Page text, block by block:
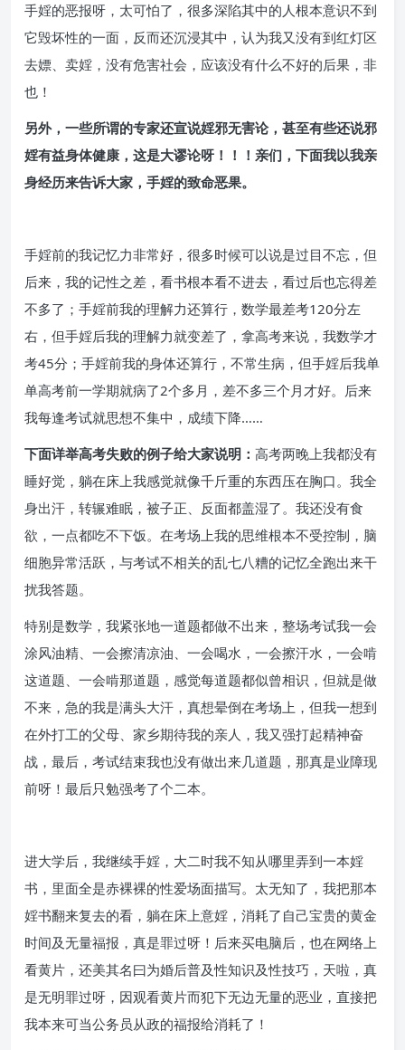
手婬的恶报呀，太可怕了，很多深陷其中的人根本意识不到
它毁坏性的一面，反而还沉浸其中，认为我又没有到红灯区
去嫖、卖婬，没有危害社会，应该没有什么不好的后果，非
也！
另外，一些所谓的专家还宣说婬邪无害论，甚至有些还说邪
婬有益身体健康，这是大谬论呀！！！亲们，下面我以我亲
身经历来告诉大家，手婬的致命恶果。
手婬前的我记忆力非常好，很多时候可以说是过目不忘，但
后来，我的记性之差，看书根本看不进去，看过后也忘得差
不多了；手婬前我的理解力还算行，数学最差考120分左
右，但手婬后我的理解力就变差了，拿高考来说，我数学才
考45分；手婬前我的身体还算行，不常生病，但手婬后我单
单高考前一学期就病了2个多月，差不多三个月才好。后来
我每逢考试就思想不集中，成绩下降……
下面详举高考失败的例子给大家说明： 高考两晚上我都没有
睡好觉，躺在床上我感觉就像千斤重的东西压在胸口。我全
身出汗，转辗难眠，被子正、反面都盖湿了。我还没有食
欲，一点都吃不下饭。在考场上我的思维根本不受控制，脑
细胞异常活跃，与考试不相关的乱七八糟的记忆全跑出来干
扰我答题。
特别是数学，我紧张地一道题都做不出来，整场考试我一会
涂风油精、一会擦清凉油、一会喝水，一会擦汗水，一会啃
这道题、一会啃那道题，感觉每道题都似曾相识，但就是做
不来，急的我是满头大汗，真想晕倒在考场上，但我一想到
在外打工的父母、家乡期待我的亲人，我又强打起精神奋
战，最后，考试结束我也没有做出来几道题，那真是业障现
前呀！最后只勉强考了个二本。
进大学后，我继续手婬，大二时我不知从哪里弄到一本婬
书，里面全是赤裸裸的性爱场面描写。太无知了，我把那本
婬书翻来复去的看，躺在床上意婬，消耗了自己宝贵的黄金
时间及无量福报，真是罪过呀！后来买电脑后，也在网络上
看黄片，还美其名曰为婚后普及性知识及性技巧，天啦，真
是无明罪过呀，因观看黄片而犯下无边无量的恶业，直接把
我本来可当公务员从政的福报给消耗了！